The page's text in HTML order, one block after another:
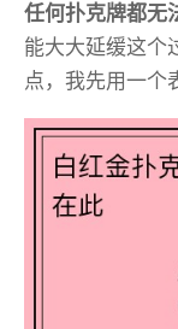
任何扑克牌都无
能大大延缓这个
点，我先用一个